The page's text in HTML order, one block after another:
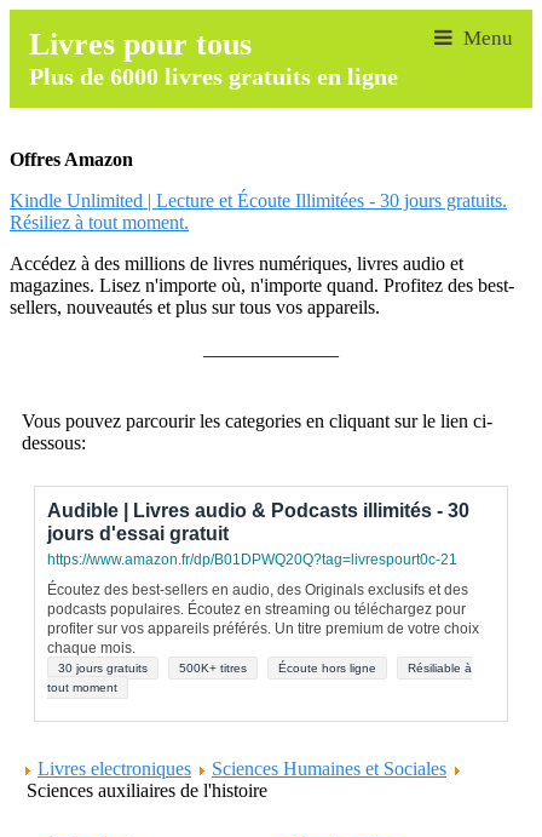
Livres pour tous
Plus de 6000 livres gratuits en ligne
Offres Amazon
Kindle Unlimited | Lecture et Écoute Illimitées - 30 jours gratuits.
Résiliez à tout moment.
Accédez à des millions de livres numériques, livres audio et
magazines. Lisez n'importe où, n'importe quand. Profitez des best-
sellers, nouveautés et plus sur tous vos appareils.
Vous pouvez parcourir les categories en cliquant sur le lien ci-
dessous:
Audible | Livres audio & Podcasts illimités - 30
jours d'essai gratuit
https://www.amazon.fr/dp/B01DPWQ20Q?tag=livrespourt0c-21
Écoutez des best-sellers en audio, des Originals exclusifs et des
podcasts populaires. Écoutez en streaming ou téléchargez pour
profiter sur vos appareils préférés. Un titre premium de votre choix
chaque mois.
30 jours gratuits 500K+ titres Écoute hors ligne
Résiliable à
tout moment
Livres electroniques
Sciences Humaines et Sociales
Sciences auxiliaires de l'histoire